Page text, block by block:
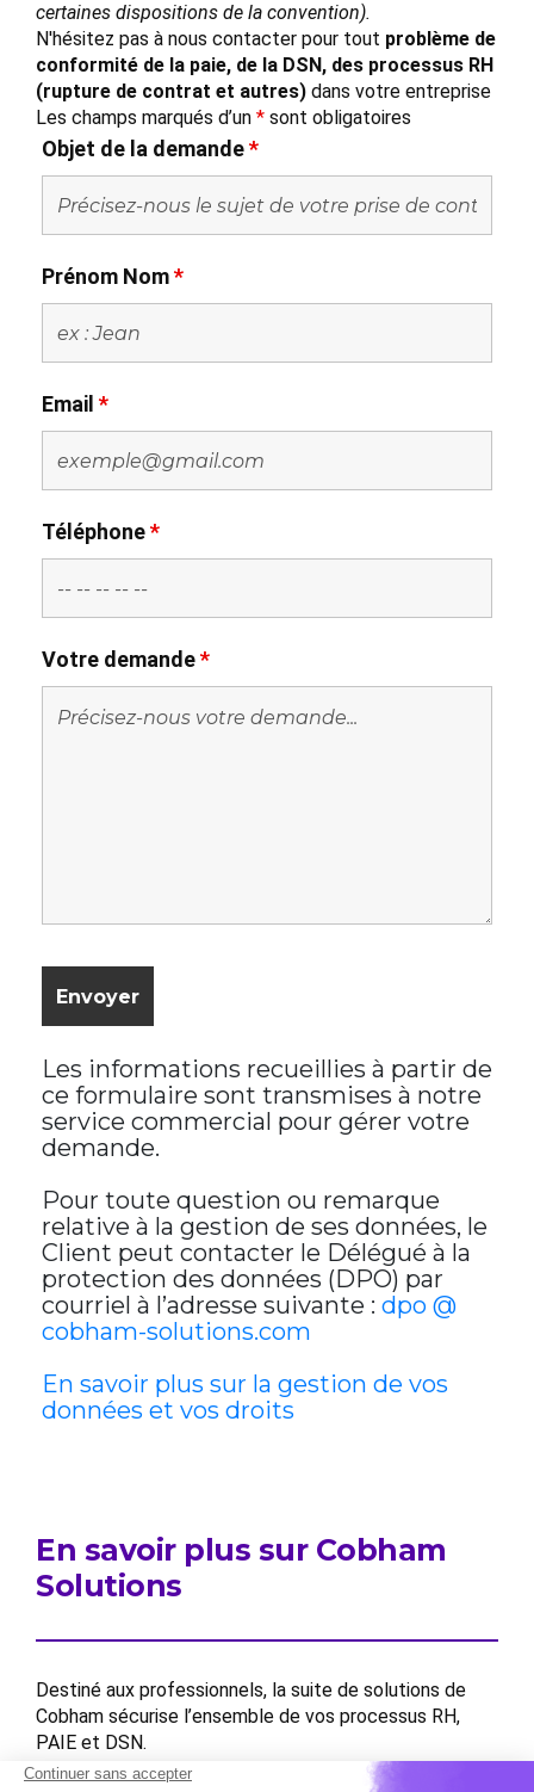
certaines dispositions de la convention).
N'hésitez pas à nous contacter pour tout problème de
conformité de la paie, de la DSN, des processus RH
(rupture de contrat et autres) dans votre entreprise
Les champs marqués d’un * sont obligatoires
Objet de la demande*
Prénom Nom*
Email *
Téléphone*
Votre demande*
Les informations recueillies à partir de
ce formulaire sont transmises à notre
service commercial pour gérer votre
demande.
Pour toute question ou remarque
relative à la gestion de ses données, le
Client peut contacter le Délégué à la
protection des données (DPO) par
courriel à l’adresse suivante : dpo @
cobham-solutions.com
En savoir plus sur la gestion de vos
données et vos droits
En savoir plus sur Cobham
Solutions
Destiné aux professionnels, la suite de solutions de
Cobham sécurise l’ensemble de vos processus RH,
PAIE et DSN.